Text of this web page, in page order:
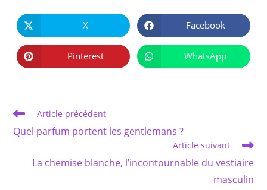
CE
CONTENU
Ouvrir
dans
une
autre
fenêtre
X Ouvrir
dans
une
autre
fenêtre
Facebook
Ouvrir
dans
Pinterest Ouvrir
dans
WhatsApp
Read
more
articles
Article précédent
Quel parfum portent les gentlemans ?
Article suivant
La chemise blanche, l’incontournable du vestiaire
masculin